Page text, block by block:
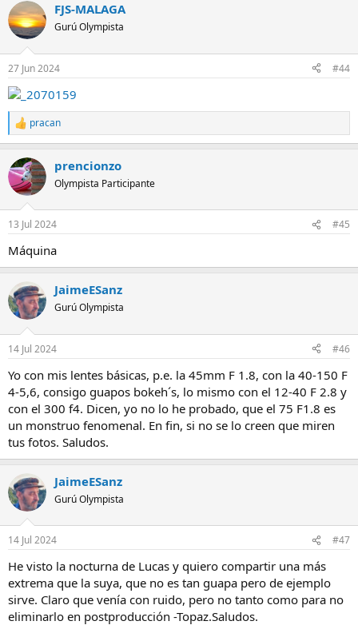
c
c
i
e
s
:
FJS-MALAGA
Gurú Olympista
27 Jun 2024 #44
R
e
c
c
i
e
:
pracan
prencionzo
Olympista Participante
13 Jul 2024 #45
Máquina
JaimeESanz
Gurú Olympista
14 Jul 2024 #46
Yo con mis lentes básicas, p.e. la 45mm F 1.8, con la 40-150 F
4-5,6, consigo guapos bokeh´s, lo mismo con el 12-40 F 2.8 y
con el 300 f4. Dicen, yo no lo he probado, que el 75 F1.8 es
un monstruo fenomenal. En fin, si no se lo creen que miren
tus fotos. Saludos.
JaimeESanz
Gurú Olympista
14 Jul 2024 #47
He visto la nocturna de Lucas y quiero compartir una más
extrema que la suya, que no es tan guapa pero de ejemplo
sirve. Claro que venía con ruido, pero no tanto como para no
eliminarlo en postproducción -Topaz.Saludos.